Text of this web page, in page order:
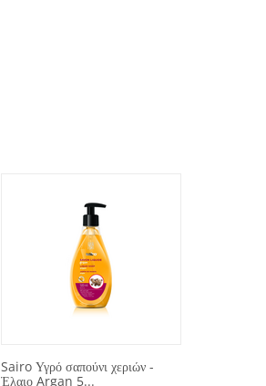
Sairo Υγρό σαπούνι χεριών -
Έλαιο Argan 5...